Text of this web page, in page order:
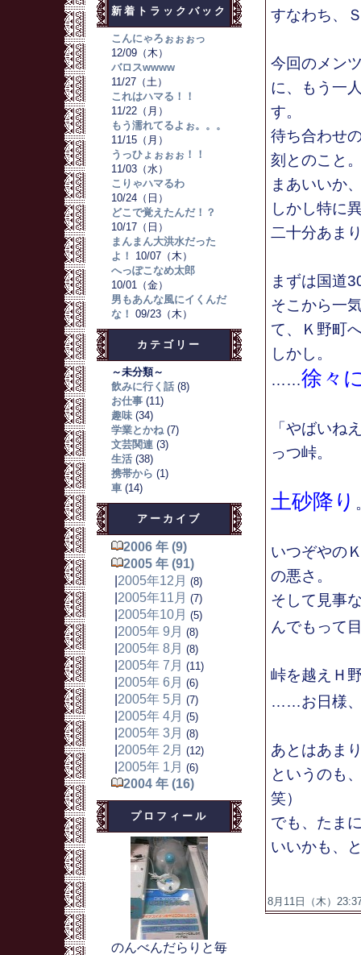
新着トラックバック
こんにゃろぉぉぉっ
12/09（木）
バロスwwww
11/27（土）
これはハマる！！
11/22（月）
もう濡れてるよぉ。。。
11/15（月）
うっひょぉぉぉ！！
11/03（水）
こりゃハマるわ
10/24（日）
どこで覚えたんだ！？
10/17（日）
まんまん大洪水だった
よ！
10/07（木）
へっぽこなめ太郎
10/01（金）
男もあんな風にイくんだ
な！ 09/23（木）
カテゴリー
～未分類～
飲みに行く話 (8)
お仕事 (11)
趣味 (34)
学業とかね (7)
文芸関連 (3)
生活 (38)
携帯から (1)
車 (14)
アーカイブ
2006 年 (9)
2005 年 (91)
2005年12月 (8)
2005年11月 (7)
2005年10月 (5)
2005年 9月 (8)
2005年 8月 (8)
2005年 7月 (11)
2005年 6月 (6)
2005年 5月 (7)
2005年 4月 (5)
2005年 3月 (8)
2005年 2月 (12)
2005年 1月 (6)
2004 年 (16)
プロフィール
のんべんだらりと毎
すなわち、
今回のメン
に、もう一
す。
待ち合わせ
刻とのこと
まあいいか
しかし特に
二十分あま
まずは国道
そこから一
て、Ｋ野町
しかし。
……徐々
「やばいね
っつ峠。
土砂降り
いつぞやの
の悪さ。
そして見事
んでもって
峠を越えＨ
……お日様
あとはあま
というのも
笑）
でも、たま
いいかも、
8月11日（木）